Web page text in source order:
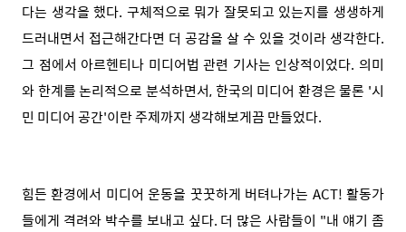
다는 생각을 했다. 구체적으로 뭐가 잘못되고 있는지를 생생하게
드러내면서 접근해간다면 더 공감을 살 수 있을 것이라 생각한다.
그 점에서 아르헨티나 미디어법 관련 기사는 인상적이었다. 의미
와 한계를 논리적으로 분석하면서, 한국의 미디어 환경은 물론 '시
민 미디어 공간'이란 주제까지 생각해보게끔 만들었다.
힘든 환경에서 미디어 운동을 꿋꿋하게 버텨나가는 ACT! 활동가
들에게 격려와 박수를 보내고 싶다. 더 많은 사람들이 "내 얘기 좀